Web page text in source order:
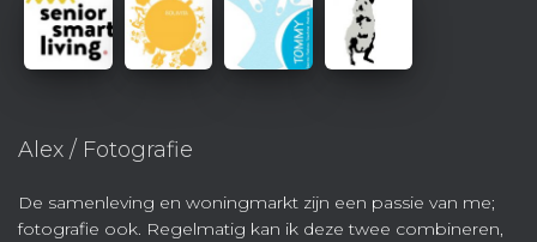
Alex / Fotografie
De samenleving en woningmarkt zijn een passie van me;
fotografie ook. Regelmatig kan ik deze twee combineren,